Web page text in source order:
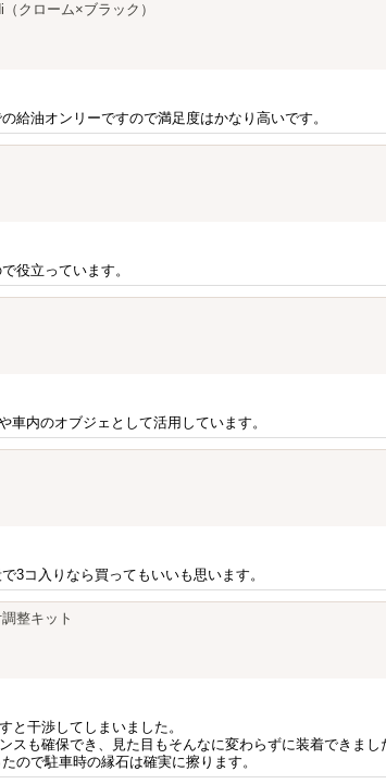
クローム×ブラック）
給油オンリーですので満足度はかなり高いです。
役立っています。
内のオブジェとして活用しています。
3コ入りなら買ってもいいも思います。
整キット
と干渉してしまいました。
スも確保でき、見た目もそんなに変わらずに装着できまし
ので駐車時の縁石は確実に擦ります。